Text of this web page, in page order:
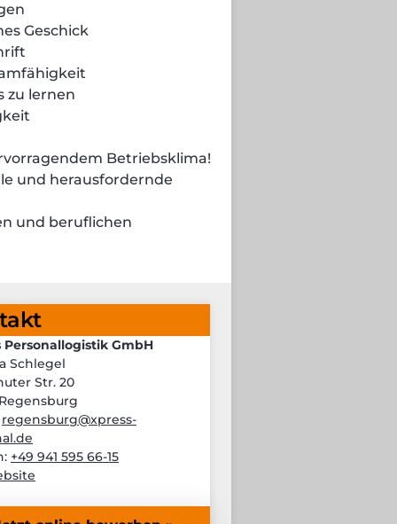
Geschick
zu lernen
Betriebsklima!
und herausfordernde
und beruflichen
Personallogistik GmbH
Schlegel
Str. 20
regensburg@xpress-
+49 941 595 66-15